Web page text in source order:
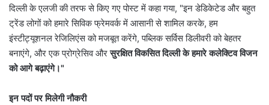
दिल्ली के एलजी की तरफ से किए गए पोस्ट में कहा गया, "इन डेडिकेटेड और बहुत
ट्रेंड लोगों को हमारे सिविक फ्रेमवर्क में आसानी से शामिल करके, हम
इंस्टीट्यूशनल रेजिलिएंस को मजबूत करेंगे, पब्लिक सर्विस डिलीवरी को बेहतर
बनाएंगे, और एक प्रोग्रेसिव औरसुरक्षित विकसित दिल्ली के हमारे कलेक्टिव विजन
को आगे बढ़ाएंगे।"
इन पदों पर मिलेगी नौकरी